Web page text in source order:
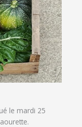
le mardi 25